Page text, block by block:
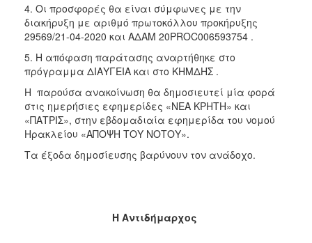
4. Οι προσφορές θα είναι σύμφωνες με την
διακήρυξη με αριθμό πρωτοκόλλου προκήρυξης
29569/21-04-2020 και ΑΔΑΜ 20PROC006593754 .
5. Η απόφαση παράτασης αναρτήθηκε στο
πρόγραμμα ΔΙΑΥΓΕΙΑ και στο ΚΗΜΔΗΣ .
Η παρούσα ανακοίνωση θα δημοσιευτεί μία φορά
στις ημερήσιες εφημερίδες «ΝΕΑ ΚΡΗΤΗ» και
«ΠΑΤΡΙΣ», στην εβδομαδιαία εφημερίδα του νομού
Ηρακλείου «ΑΠΟΨΗ ΤΟΥ ΝΟΤΟΥ».
Τα έξοδα δημοσίευσης βαρύνουν τον ανάδοχο.
Η Αντιδήμαρχος